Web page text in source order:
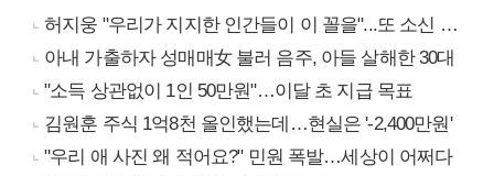
허지웅 "우리가 지지한 인간들이 이 꼴을"...또 소신 발언
아내 가출하자 성매매女 불러 음주, 아들 살해한 30대
"소득 상관없이 1인 50만원"…이달 초 지급 목표
김원훈 주식 1억8천 올인했는데…현실은 '-2,400만원'
"우리 애 사진 왜 적어요?" 민원 폭발…세상이 어쩌다